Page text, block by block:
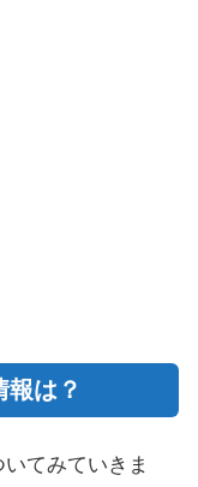
報は？
てみていきま